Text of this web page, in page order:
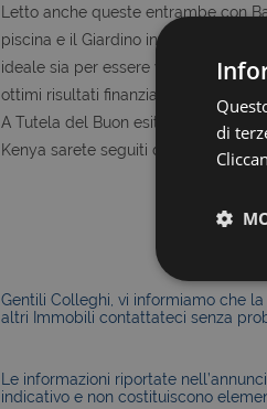
Letto anche queste entrambe con
piscina e il Giardino in Condivisione
ideale sia per essere vissuta e
ottimi risultati finanziari quando non
A Tutela del Buon esito del
Kenya sarete seguiti dalla A alla Z
Gentili Colleghi, vi informiamo che
altri Immobili contattateci senza
Le informazioni riportate
indicativo e non costituiscono
di